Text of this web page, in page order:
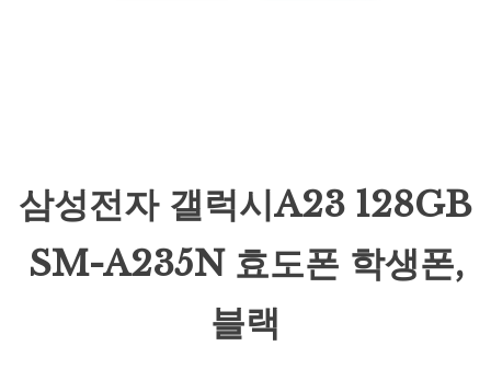
삼성전자 갤럭시A23 128GB
SM-A235N 효도폰 학생폰,
블랙